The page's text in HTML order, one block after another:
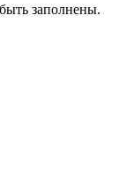
заполнены.